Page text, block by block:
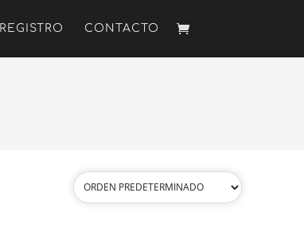
REGISTRO CONTACTO